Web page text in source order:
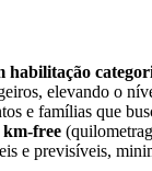
habilitação
elevando o
e famílias que
km-free
e previsíveis,